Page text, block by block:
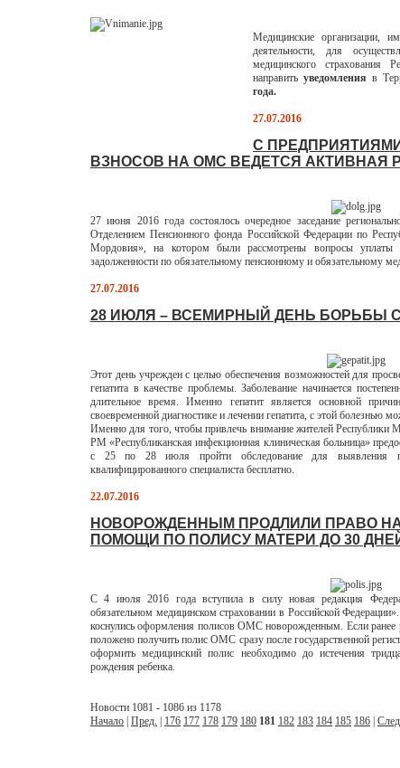
Медицинские организации,
деятельности, для
медицинского
направитьуведомления в
года.
27.07.2016
С
ВЗНОСОВ НА ОМС ВЕДЕТСЯ АКТИВНАЯ
27 июня 2016 года состоялось очередное заседание
Отделением Пенсионного фонда Российской Федерации по
Мордовия», на котором были рассмотрены вопросы уплаты
задолженности по обязательному пенсионному и обязательному
27.07.2016
28 ИЮЛЯ – ВСЕМИРНЫЙ ДЕНЬ БОРЬБЫ
Этот день учрежден с целью обеспечения возможностей для
гепатита в качестве проблемы. Заболевание начинается
длительное время. Именно гепатит является основной
своевременной диагностике и лечении гепатита, с этой болезнью
Именно для того, чтобы привлечь внимание жителей
РМ «Республиканская инфекционная клиническая больница»
с 25 по 28 июля пройти обследование для выявления
квалифицированного специалиста бесплатно.
22.07.2016
НОВОРОЖДЕННЫМ ПРОДЛИЛИ ПРАВО
ПОМОЩИ ПО ПОЛИСУ МАТЕРИ ДО 30
С 4 июля 2016 года вступила в силу новая редакция
обязательном медицинском страховании в Российской
коснулись оформления полисов ОМС новорожденным. Если ранее
положено получить полис ОМС сразу после государственной
оформить медицинский полис необходимо до истечения
рождения ребенка.
Новости 1081 - 1086 из 1178
Начало Пред. 176 177 178 179 180 181 182 183 184 185 186